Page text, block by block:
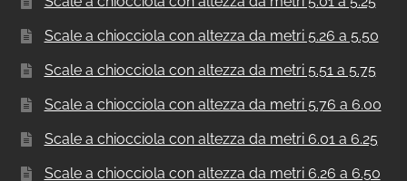
Scale a chiocciola con altezza da metri 5.26 a 5.50
Scale a chiocciola con altezza da metri 5.51 a 5.75
Scale a chiocciola con altezza da metri 5.76 a 6.00
Scale a chiocciola con altezza da metri 6.01 a 6.25
Scale a chiocciola con altezza da metri 6.26 a 6.50